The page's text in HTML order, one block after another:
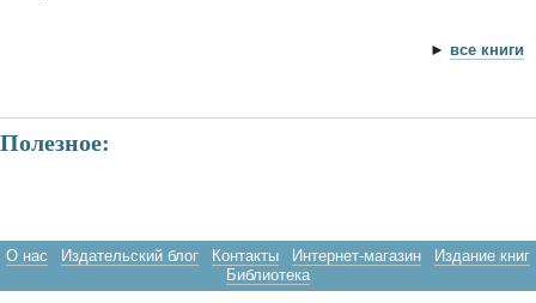
► все книги
Полезное:
О нас Издательский блог Контакты Интернет-магазин
Издание книг
Библиотека